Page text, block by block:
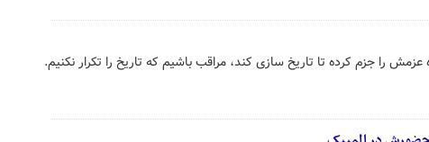
را جزم کرده تا تاریخ سازی کند، مراقب باشیم که تاریخ را تکرار نکنیم.